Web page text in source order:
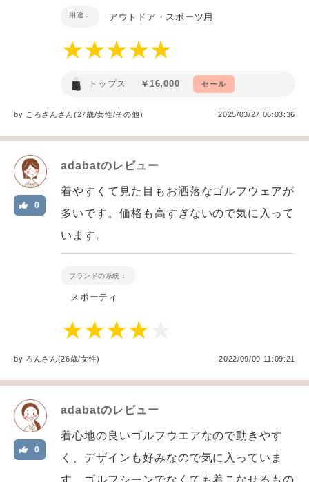
用途： アウトドア・スポーツ用
トップス ￥16,000 セール
by ころさん さん(27歳/女性/その他) 2025/03/27 06:03:36
adabatのレビュー
0
着やすくて見た目もお洒落なゴルフウェアが
多いです。価格も高すぎないので気に入って
います。
ブランドの系統：
スポーティ
by ろんさん(26歳/女性) 2022/09/09 11:09:21
adabatのレビュー
0
着心地の良いゴルフウエアなので動きやす
く、デザインも好みなので気に入っていま
す。ゴルフシーンでなくても着こなせるもの